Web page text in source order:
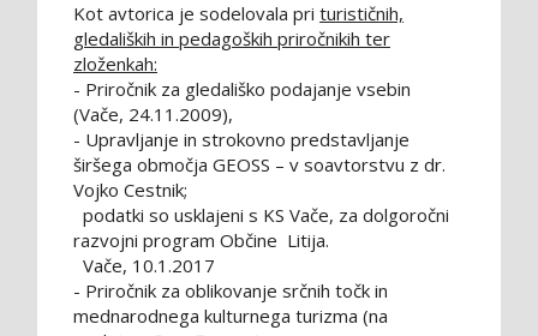
Kot avtorica je sodelovala pri turističnih,
gledaliških in pedagoških priročnikih ter
zloženkah:
- Priročnik za gledališko podajanje vsebin
(Vače, 24.11.2009),
- Upravljanje in strokovno predstavljanje
širšega območja GEOSS – v soavtorstvu z dr.
Vojko Cestnik;
podatki so usklajeni s KS Vače, za dolgoročni
razvojni program Občine Litija.
Vače, 10.1.2017
- Priročnik za oblikovanje srčnih točk in
mednarodnega kulturnega turizma (na